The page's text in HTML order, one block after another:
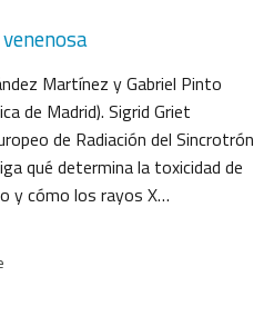
Martínez y Gabriel Pinto
de Madrid). Sigrid Griet
de Radiación del Sincrotrón
qué determina la toxicidad de
y cómo los rayos X…